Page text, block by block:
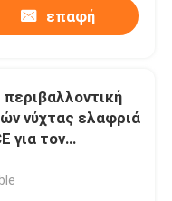
επαφή
νύχτας ελαφριά
για τον